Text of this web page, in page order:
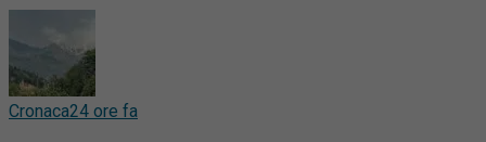
Cronaca24 ore fa